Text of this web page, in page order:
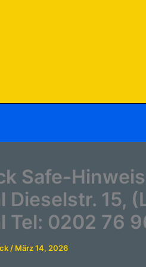
Safe-
Dieselstr. 15,
Tel: 0202 76
/ März 14, 2026